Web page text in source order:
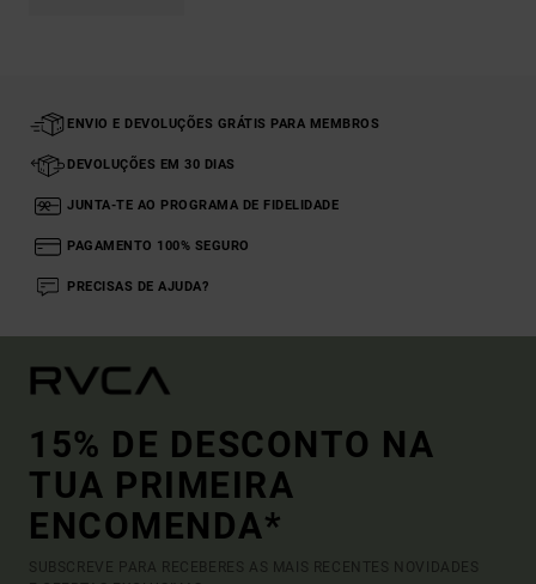
ENVIO E DEVOLUÇÕES GRÁTIS PARA MEMBROS
DEVOLUÇÕES EM 30 DIAS
JUNTA-TE AO PROGRAMA DE FIDELIDADE
PAGAMENTO 100% SEGURO
PRECISAS DE AJUDA?
15% DE DESCONTO NA
TUA PRIMEIRA
ENCOMENDA*
SUBSCREVE PARA RECEBERES AS MAIS RECENTES NOVIDADES